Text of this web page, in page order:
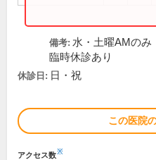
備考: 水・土曜AMのみ
臨時休診あり
休診日: 日・祝
この医院
アクセス数※